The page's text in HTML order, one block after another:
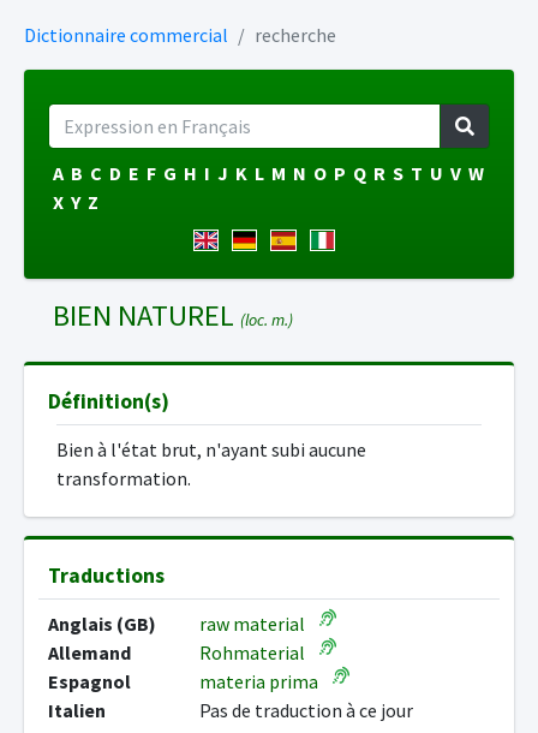
Dictionnaire commercial recherche
A B C D E F G H I J K L M N O P Q R S T U V W
X Y Z
BIEN NATUREL (loc. m.)
Définition(s)
Bien à l'état brut, n'ayant subi aucune
transformation.
Traductions
Anglais (GB)
raw material
Allemand
Rohmaterial
Espagnol
materia prima
Italien
Pas de traduction à ce jour